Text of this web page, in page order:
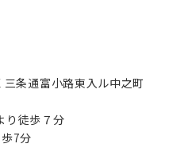
条通富小路東入ル中之町
り徒歩７分
7分